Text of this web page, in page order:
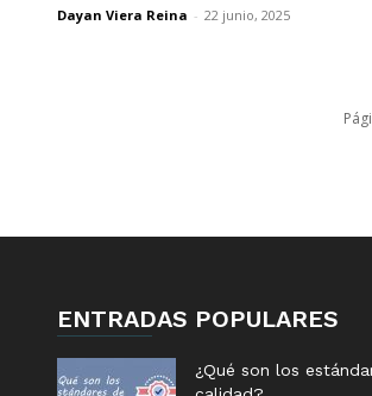
Dayan Viera Reina - 22 junio, 2025
ENTRADAS POPULARES
¿Qué son los